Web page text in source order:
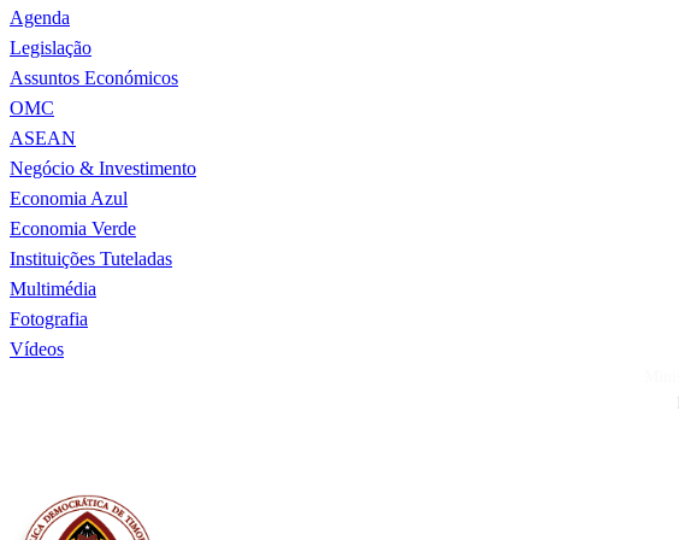
Agenda
Legislação
Assuntos Económicos
OMC
ASEAN
Negócio & Investimento
Economia Azul
Economia Verde
Instituições Tuteladas
Multimédia
Fotografia
Vídeos